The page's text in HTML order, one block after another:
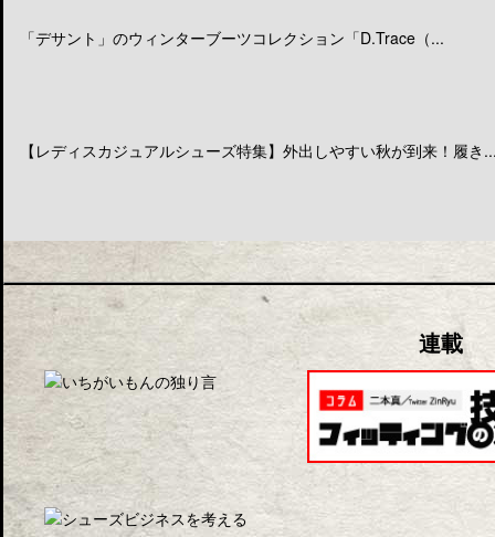
「デサント」のウィンターブーツコレクション「D.Trace（...
【レディスカジュアルシューズ特集】外出しやすい秋が到来！履き
連載